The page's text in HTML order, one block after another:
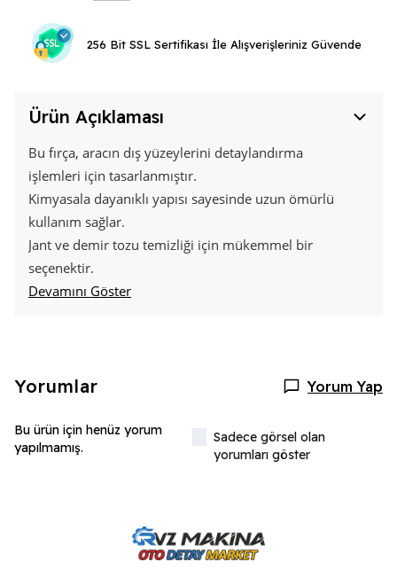
256 Bit SSL Sertifikası İle Alışverişleriniz Güvende
Ürün Açıklaması
Bu fırça, aracın dış yüzeylerini detaylandırma
işlemleri için tasarlanmıştır.
Kimyasala dayanıklı yapısı sayesinde uzun ömürlü
kullanım sağlar.
Jant ve demir tozu temizliği için mükemmel bir
seçenektir.
Devamını Göster
Yorumlar Yorum Yap
Bu ürün için henüz yorum
yapılmamış.
Sadece görsel olan
yorumları göster